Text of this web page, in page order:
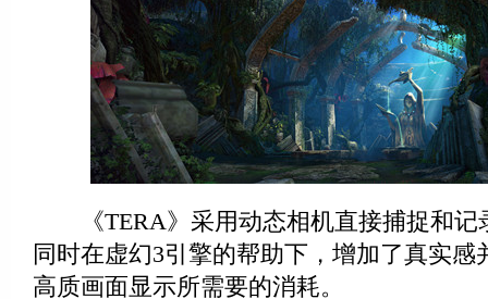
《TERA》采用动态相机直接捕捉和记
同时在虚幻3引擎的帮助下，增加了真实感
高质画面显示所需要的消耗。